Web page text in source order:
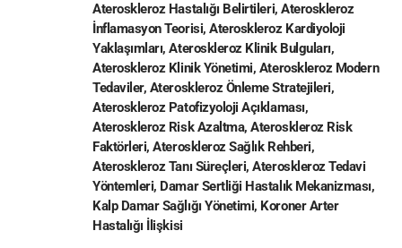
Ateroskleroz Hastalığı Belirtileri,Ateroskleroz
İnflamasyon Teorisi,Ateroskleroz Kardiyoloji
Yaklaşımları,Ateroskleroz Klinik Bulguları,
Ateroskleroz Klinik Yönetimi, Ateroskleroz Modern
Tedaviler, Ateroskleroz Önleme Stratejileri,
Ateroskleroz Patofizyoloji Açıklaması,
Ateroskleroz Risk Azaltma,Ateroskleroz Risk
Faktörleri,Ateroskleroz Sağlık Rehberi,
Ateroskleroz Tanı Süreçleri,Ateroskleroz Tedavi
Yöntemleri, Damar Sertliği Hastalık Mekanizması,
Kalp Damar Sağlığı Yönetimi, Koroner Arter
Hastalığı İlişkisi